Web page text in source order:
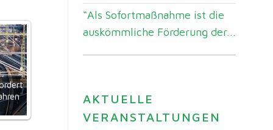
“Als Sofortmaßnahme ist die
auskömmliche Förderung der...
AKTUELLE
VERANSTALTUNGEN